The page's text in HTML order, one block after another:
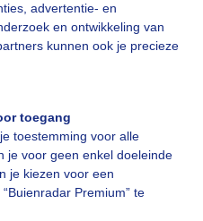
advertentie- en
en ontwikkeling van
kunnen ook je precieze
toegang
toestemming voor alle
je voor geen enkel doeleinde
je kiezen voor een
Premium” te